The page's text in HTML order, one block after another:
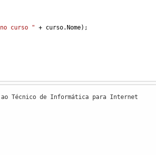
curso " + curso. Nome);
Técnico de Informática para Internet